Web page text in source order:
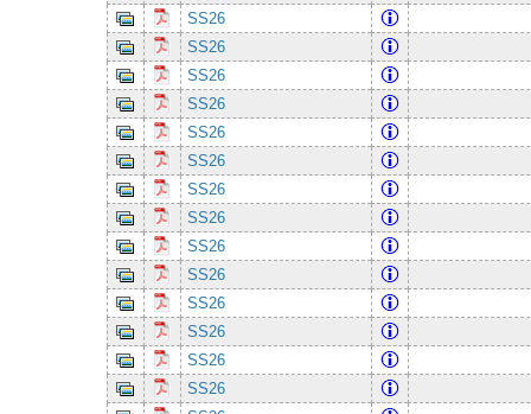
SS26
SS26
SS26
SS26
SS26
SS26
SS26
SS26
SS26
SS26
SS26
SS26
SS26
SS26